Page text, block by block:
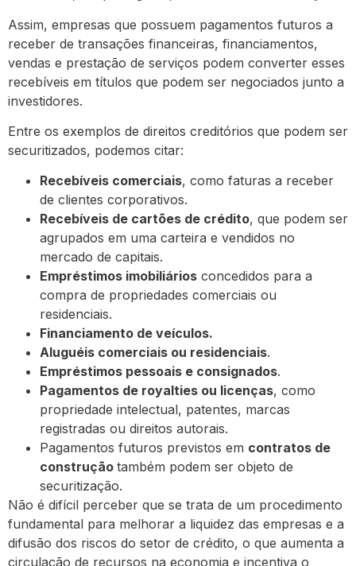
Assim, empresas que possuem pagamentos futuros a
receber de transações financeiras, financiamentos,
vendas e prestação de serviços podem converter esses
recebíveis em títulos que podem ser negociados junto a
investidores.
Entre os exemplos de direitos creditórios que podem ser
securitizados, podemos citar:
Recebíveis comerciais, como faturas a receber
de clientes corporativos.
Recebíveis de cartões de crédito, que podem ser
agrupados em uma carteira e vendidos no
mercado de capitais.
Empréstimos imobiliários concedidos para a
compra de propriedades comerciais ou
residenciais.
Financiamento de veículos.
Aluguéis comerciais ou residenciais.
Empréstimos pessoais e consignados.
Pagamentos de royalties ou licenças, como
propriedade intelectual, patentes, marcas
registradas ou direitos autorais.
Pagamentos futuros previstos em contratos de
construção também podem ser objeto de
securitização.
Não é difícil perceber que se trata de um procedimento
fundamental para melhorar a liquidez das empresas e a
difusão dos riscos do setor de crédito, o que aumenta a
circulação de recursos na economia e incentiva o